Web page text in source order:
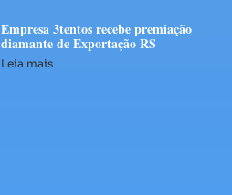
Empresa 3tentos recebe premiação
diamante de Exportação RS
Leia mais